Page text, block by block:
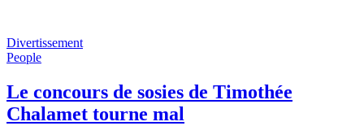
Divertissement
People
Le concours de sosies de Timothée
Chalamet tourne mal